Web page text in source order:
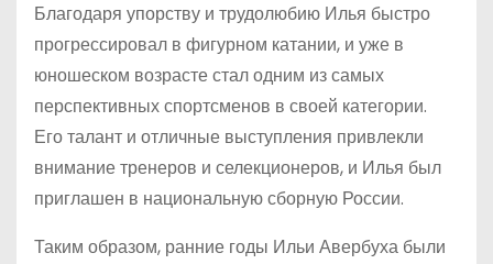
Благодаря упорству и трудолюбию Илья быстро
прогрессировал в фигурном катании, и уже в
юношеском возрасте стал одним из самых
перспективных спортсменов в своей категории.
Его талант и отличные выступления привлекли
внимание тренеров и селекционеров, и Илья был
приглашен в национальную сборную России.
Таким образом, ранние годы Ильи Авербуха были